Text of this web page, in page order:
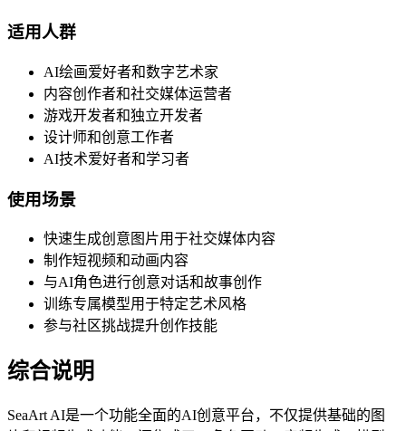
适用人群
AI绘画爱好者和数字艺术家
内容创作者和社交媒体运营者
游戏开发者和独立开发者
设计师和创意工作者
AI技术爱好者和学习者
使用场景
快速生成创意图片用于社交媒体内容
制作短视频和动画内容
与AI角色进行创意对话和故事创作
训练专属模型用于特定艺术风格
参与社区挑战提升创作技能
综合说明
SeaArt AI是一个功能全面的AI创意平台，不仅提供基础的图